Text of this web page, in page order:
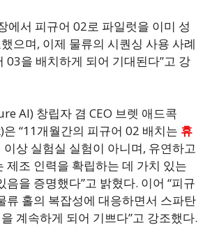
에서 피규어 02로 파일럿을 이미 성
으며, 이제 물류의 시퀀싱 사용 사례
03을 배치하게 되어 기대된다”고 강
AI) 창립자 겸 CEO 브렛 애드콕
“11개월간의 피규어 02 배치는 휴
이상 실험실 실험이 아니며, 유연하고
제조 인력을 확립하는 데 가치 있는
음을 증명했다”고 밝혔다. 이어 “피규
류 홀의 복잡성에 대응하면서 스파탄
계속하게 되어 기쁘다”고 강조했다.